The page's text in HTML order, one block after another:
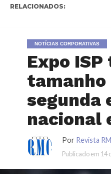
RELACIONADOS:
NOTÍCIAS CORPORATIVAS
Expo
tamanho
segunda
nacional
Por Revista
Publicado em 14